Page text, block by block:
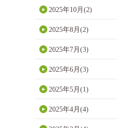
2025年10月(2)
2025年8月(2)
2025年7月(3)
2025年6月(3)
2025年5月(1)
2025年4月(4)